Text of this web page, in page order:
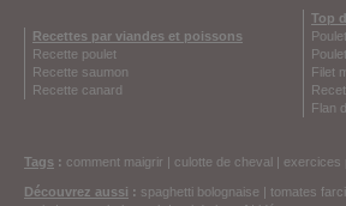
Recettes par viandes et poissons
Recette poulet
Recette saumon
Recette canard
Top
Filet
Flan
Tags : comment maigrir | culotte de cheval | exercices
Découvrez aussi : spaghetti bolognaise | tomates